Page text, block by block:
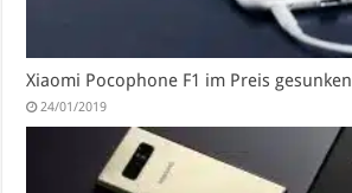
Xiaomi Pocophone F1 im Preis gesunken
24/01/2019